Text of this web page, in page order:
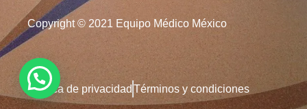
Copyright © 2021 Equipo Médico México
Política de privacidad Términos y condiciones